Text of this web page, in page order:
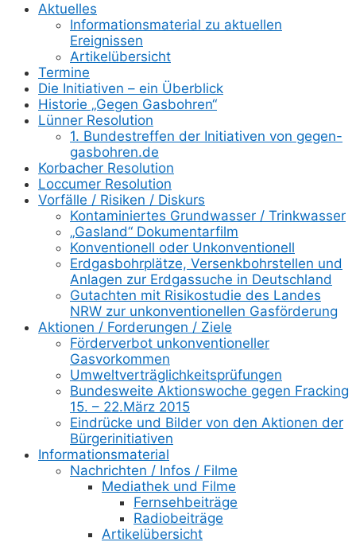
Aktuelles
Informationsmaterial zu aktuellen
Ereignissen
Artikelübersicht
Termine
Die Initiativen – ein Überblick
Historie „Gegen Gasbohren“
Lünner Resolution
1. Bundestreffen der Initiativen von gegen-
gasbohren.de
Korbacher Resolution
Loccumer Resolution
Vorfälle / Risiken / Diskurs
Kontaminiertes Grundwasser / Trinkwasser
„Gasland“ Dokumentarfilm
Konventionell oder Unkonventionell
Erdgasbohrplätze, Versenkbohrstellen und
Anlagen zur Erdgassuche in Deutschland
Gutachten mit Risikostudie des Landes
NRW zur unkonventionellen Gasförderung
Aktionen / Forderungen / Ziele
Förderverbot unkonventioneller
Gasvorkommen
Umweltverträglichkeitsprüfungen
Bundesweite Aktionswoche gegen Fracking
15. – 22.März 2015
Eindrücke und Bilder von den Aktionen der
Bürgerinitiativen
Informationsmaterial
Nachrichten / Infos / Filme
Mediathek und Filme
Fernsehbeiträge
Radiobeiträge
Artikelübersicht